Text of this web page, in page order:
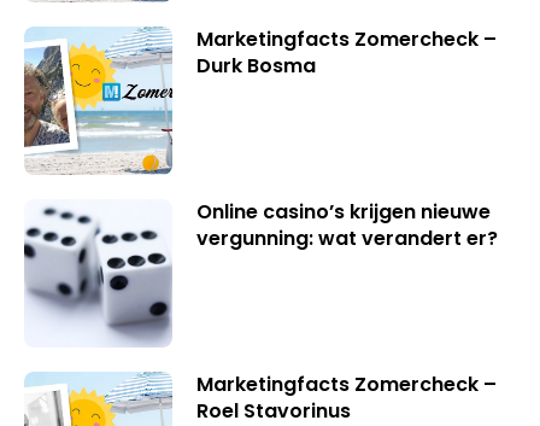
Marketingfacts Zomercheck –
Durk Bosma
Online casino’s krijgen nieuwe
vergunning: wat verandert er?
Marketingfacts Zomercheck –
Roel Stavorinus